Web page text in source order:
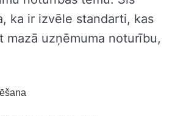
ka ir izvēle standarti, kas
mazā uzņēmuma noturību,